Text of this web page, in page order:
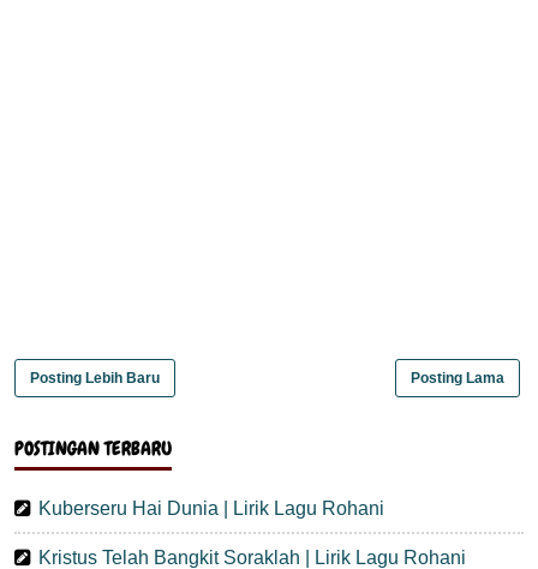
Posting Lebih Baru Posting Lama
POSTINGAN TERBARU
Kuberseru Hai Dunia | Lirik Lagu Rohani
Kristus Telah Bangkit Soraklah | Lirik Lagu Rohani